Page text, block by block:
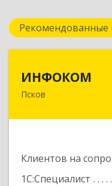
Рекомендованные
ИНФОКОМ
Псков
Клиентов на
1С:Специалист
180000,